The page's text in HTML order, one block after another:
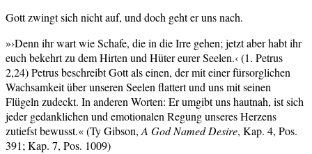
Gott zwingt sich nicht auf, und doch geht er uns nach.
»›Denn ihr wart wie Schafe, die in die Irre gehen; jetzt aber habt ihr
euch bekehrt zu dem Hirten und Hüter eurer Seelen.‹ (1. Petrus
2,24) Petrus beschreibt Gott als einen, der mit einer fürsorglichen
Wachsamkeit über unseren Seelen flattert und uns mit seinen
Flügeln zudeckt. In anderen Worten: Er umgibt uns hautnah, ist sich
jeder gedanklichen und emotionalen Regung unseres Herzens
zutiefst bewusst.« (Ty Gibson, A God Named Desire, Kap. 4, Pos.
391; Kap. 7, Pos. 1009)